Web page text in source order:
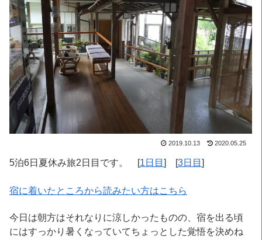
2019.10.13 2020.05.25
5泊6日夏休み旅2日目です。 [1日目 ] [3日目 ]
宿に着いたところから読みたい方はこちら
今日は朝方はそれなりに涼しかったものの、宿を出る頃
にはすっかり暑くなっていてちょっとした覚悟を決めね